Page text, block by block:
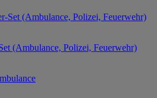
(Ambulance, Polizei, Feuerwehr)